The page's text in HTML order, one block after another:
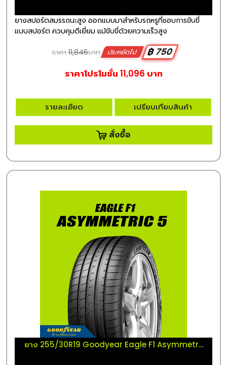
ยางสปอร์ตสมรรถนะสูง ออกแบบมาสำหรับรถหรูที่ชอบการขับขี่
แบบสปอร์ต ควบคุมดีเยี่ยม แม้ขับขี่ด้วยความเร็วสูง
ราคา11,846บาท ประหยัดไป
฿ 750
ราคาโปรโมชั่น 11,096 บาท
รายละเอียด เปรียบเทียบสินค้า
สั่งซื้อ
ยาง 255/30R19 Goodyear Eagle F1 Asymmetr...